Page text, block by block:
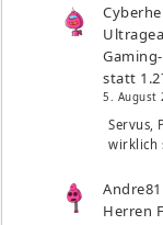
statt
5. August
Servus,
wirklich
Andre81
Herren